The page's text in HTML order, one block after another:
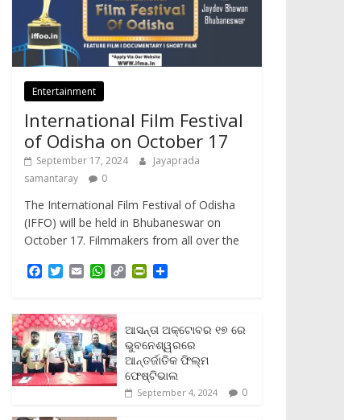
Entertainment
International Film Festival
of Odisha on October 17
September 17, 2024
Jayaprada
samantaray
0
The International Film Festival of Odisha
(IFFO) will be held in Bhubaneswar on
October 17. Filmmakers from all over the
e
b
o
o
k
T
t
t
e
r
E
i
l
W
t
s
A
p
p
C
L
i
n
k
P
t
F
r
i
e
n
e
ଆସନ୍ତା ଅକ୍ଟୋବର ୧୭ ରେ
ଭୁବନେଶ୍ୱରରେ
ଆନ୍ତର୍ଜାତିକ ଫିଲ୍ମ
ଫେଷ୍ଟିଭାଲ
September 4, 2024 0